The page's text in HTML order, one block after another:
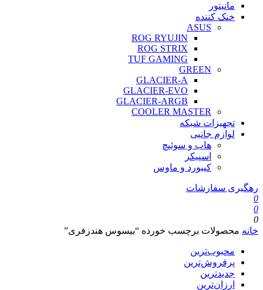
مانیتور
خنک کننده
ASUS
ROG RYUJIN
ROG STRIX
TUF GAMING
GREEN
GLACIER-A
GLACIER-EVO
GLACIER-ARGB
COOLER MASTER
تجهیزات شبکه
لوازم جانبی
هاب و سوئیچ
اسپیکر
کیبورد و ماوس
رهگیری سفارشات
0
0
0
خانه محصولات برچسب خورده “بیسوس هندزفری”
محبوب‌ترین
پرفروش‌ترین
جدیدترین
ارزان‌ترین